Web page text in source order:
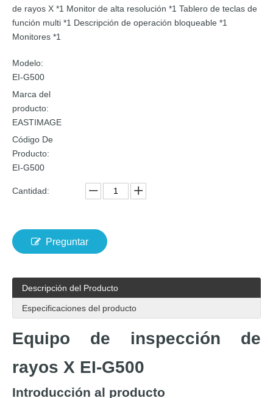
de rayos X *1 Monitor de alta resolución *1 Tablero de teclas de
función multi *1 Descripción de operación bloqueable *1
Monitores *1
Modelo:
EI-G500
Marca del
producto:
EASTIMAGE
Código De
Producto:
EI-G500
Cantidad:
Preguntar
Descripción del Producto
Especificaciones del producto
Equipo de inspección de
rayos X EI-G500
Introducción al producto